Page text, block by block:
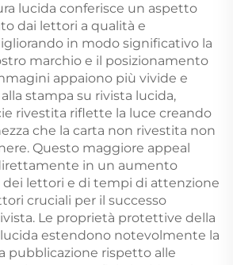
lucida conferisce un aspetto
dai lettori a qualità e
in modo significativo la
marchio e il posizionamento
appaiono più vivide e
stampa su rivista lucida,
rivestita riflette la luce creando
che la carta non rivestita non
Questo maggiore appeal
in un aumento
dei lettori e di tempi di attenzione
cruciali per il successo
Le proprietà protettive della
estendono notevolmente la
pubblicazione rispetto alle